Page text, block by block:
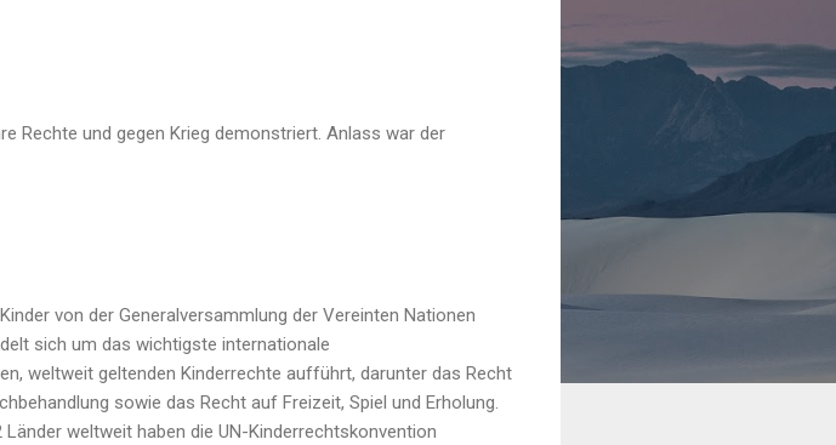
Rechte und gegen Krieg demonstriert. Anlass war der
von der Generalversammlung der Vereinten Nationen
sich um das wichtigste internationale
weltweit geltenden Kinderrechte aufführt, darunter das Recht
sowie das Recht auf Freizeit, Spiel und Erholung.
weltweit haben die UN-Kinderrechtskonvention